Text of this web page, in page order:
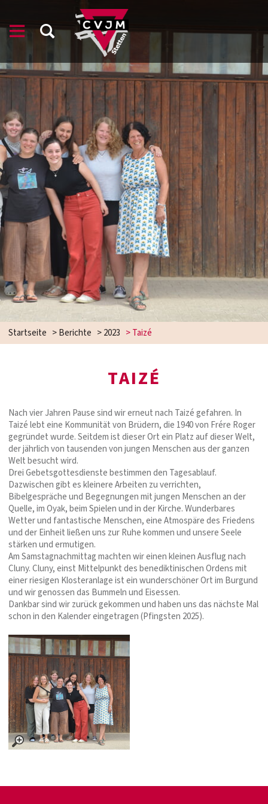
Startseite >Berichte >2023 >Taizé
TAIZÉ
Nach vier Jahren Pause sind wir erneut nach Taizé gefahren. In
Taizé lebt eine Kommunität von Brüdern, die 1940 von Frére Roger
gegründet wurde. Seitdem ist dieser Ort ein Platz auf dieser Welt,
der jährlich von tausenden von jungen Menschen aus der ganzen
Welt besucht wird.
Drei Gebetsgottesdienste bestimmen den Tagesablauf.
Dazwischen gibt es kleinere Arbeiten zu verrichten,
Bibelgespräche und Begegnungen mit jungen Menschen an der
Quelle, im Oyak, beim Spielen und in der Kirche. Wunderbares
Wetter und fantastische Menschen, eine Atmospäre des Friedens
und der Einheit ließen uns zur Ruhe kommen und unsere Seele
stärken und ermutigen.
Am Samstagnachmittag machten wir einen kleinen Ausflug nach
Cluny. Cluny, einst Mittelpunkt des benediktinischen Ordens mit
einer riesigen Klosteranlage ist ein wunderschöner Ort im Burgund
und wir genossen das Bummeln und Eisessen.
Dankbar sind wir zurück gekommen und haben uns das nächste Mal
schon in den Kalender eingetragen (Pfingsten 2025).